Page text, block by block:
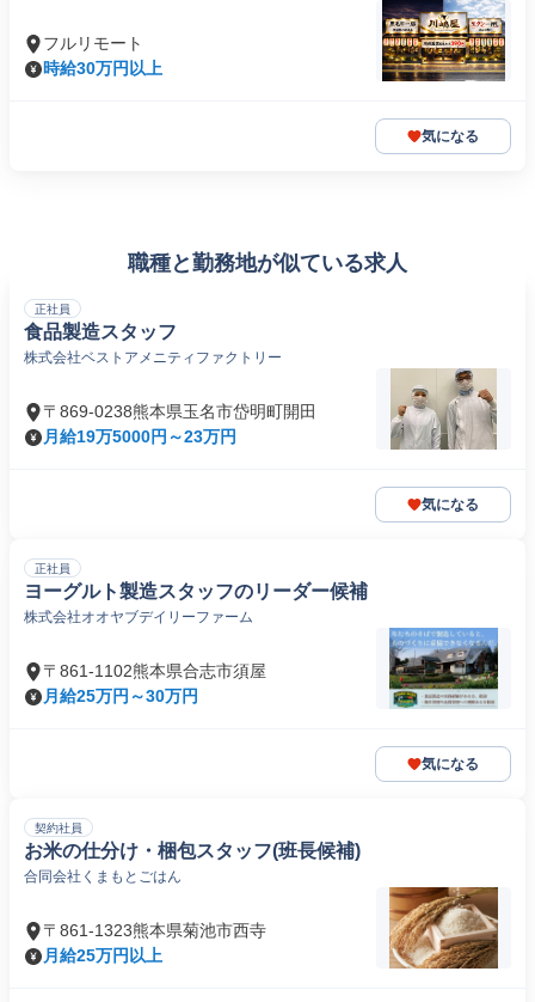
フルリモート
時給30万円以上
気になる
職種と勤務地が似ている求人
正社員
食品製造スタッフ
株式会社ベストアメニティファクトリー
〒869-0238熊本県玉名市岱明町開田
月給19万5000円～23万円
気になる
正社員
ヨーグルト製造スタッフのリーダー候補
株式会社オオヤブデイリーファーム
〒861-1102熊本県合志市須屋
月給25万円～30万円
気になる
契約社員
お米の仕分け・梱包スタッフ(班長候補)
合同会社くまもとごはん
〒861-1323熊本県菊池市西寺
月給25万円以上